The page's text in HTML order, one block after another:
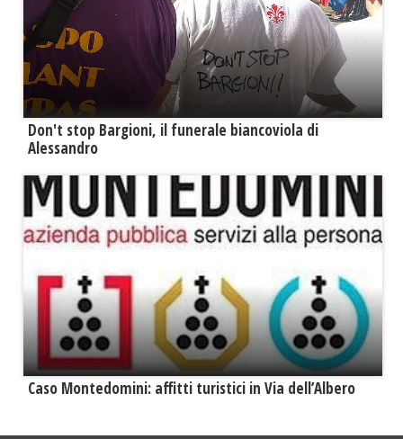
Don't stop Bargioni, il funerale biancoviola di
Alessandro
Caso Montedomini: affitti turistici in Via dell’Albero